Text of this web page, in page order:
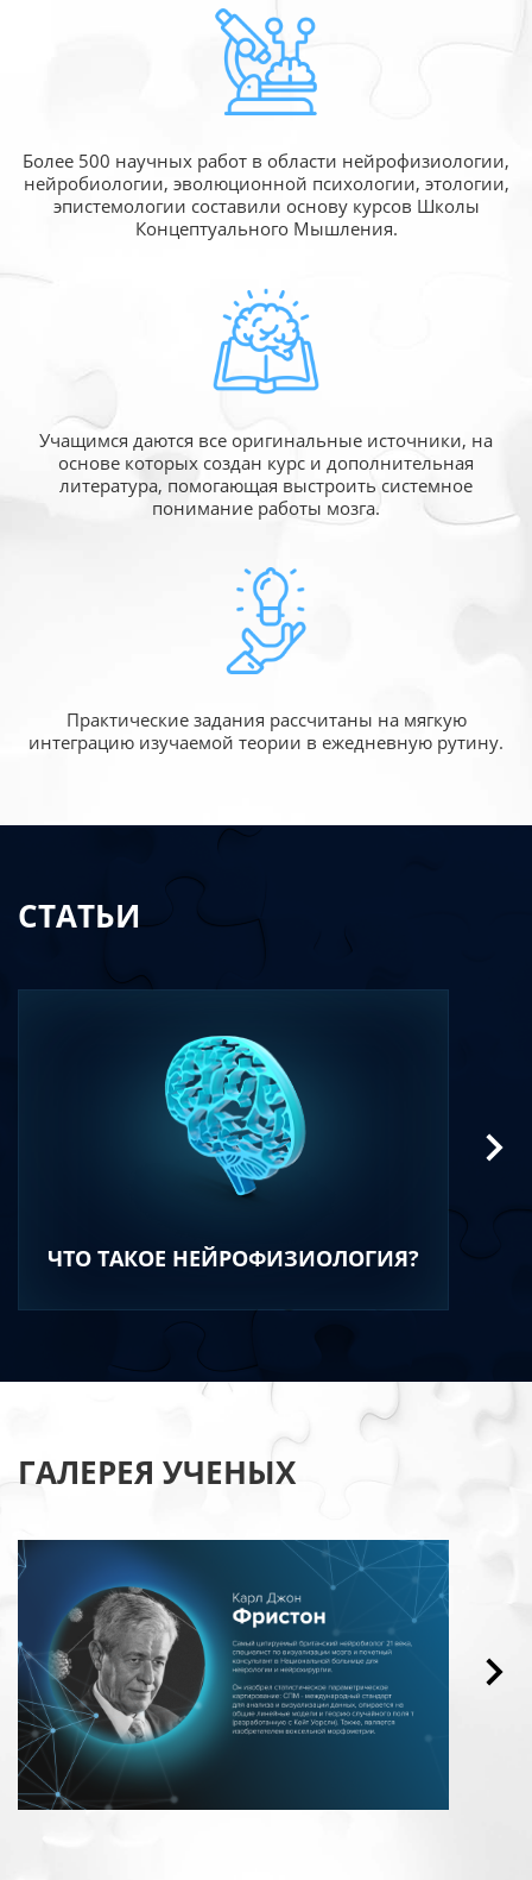
Более 500 научных работ в области нейрофизиологии,
нейробиологии, эволюционной психологии, этологии,
эпистемологии составили основу курсов Школы
Концептуального Мышления.
Учащимся даются все оригинальные источники, на
основе которых создан курс и дополнительная
литература, помогающая выстроить системное
понимание работы мозга.
Практические задания рассчитаны на мягкую
интеграцию изучаемой теории в ежедневную рутину.
СТАТЬИ
ЧТО ТАКОЕ НЕЙРОФИЗИОЛОГИЯ?
ГАЛЕРЕЯ УЧЕНЫХ